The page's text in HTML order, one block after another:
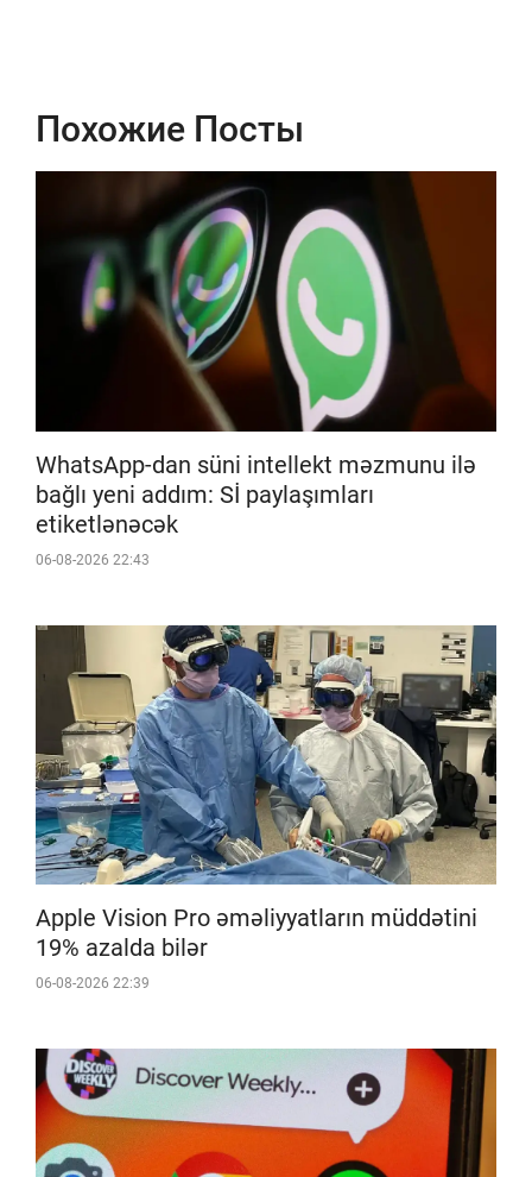
Похожие Посты
WhatsApp-dan süni intellekt məzmunu ilə
bağlı yeni addım: Sİ paylaşımları
etiketlənəcək
06-08-2026 22:43
Apple Vision Pro əməliyyatların müddətini
19% azalda bilər
06-08-2026 22:39